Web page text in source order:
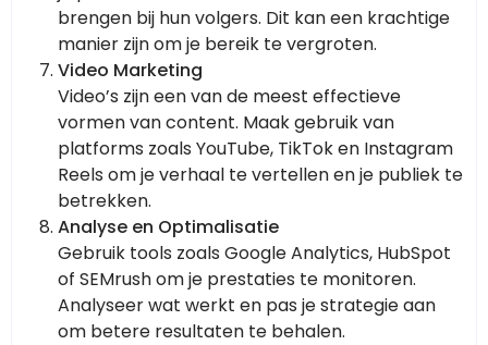
brengen bij hun volgers. Dit kan een krachtige
manier zijn om je bereik te vergroten.
Video Marketing
Video’s zijn een van de meest effectieve
vormen van content. Maak gebruik van
platforms zoals YouTube, TikTok en Instagram
Reels om je verhaal te vertellen en je publiek te
betrekken.
Analyse en Optimalisatie
Gebruik tools zoals Google Analytics, HubSpot
of SEMrush om je prestaties te monitoren.
Analyseer wat werkt en pas je strategie aan
om betere resultaten te behalen.